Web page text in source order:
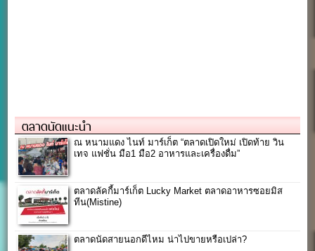
ตลาดนัดแนะนำ
ณ หนามแดง ไนท์ มาร์เก็ต “ตลาดเปิดใหม่ เปิดท้าย วิน
เทจ แฟชั่น มือ1 มือ2 อาหารและเครื่องดื่ม”
ตลาดลัคกี้มาร์เก็ต Lucky Market ตลาดอาหารซอยมิส
ทีน(Mistine)
ตลาดนัดสายนอกดีไหม น่าไปขายหรือเปล่า?